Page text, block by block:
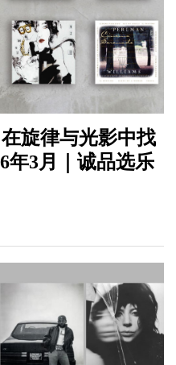
旋律与光影中找
年3月｜诚品选乐